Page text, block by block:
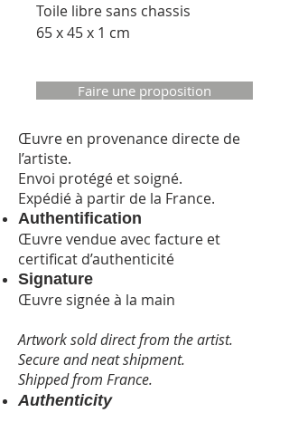
Toile libre sans chassis
65 x 45 x 1 cm
Faire une proposition
Œuvre en provenance directe de
l’artiste.
Envoi protégé et soigné.
Expédié à partir de la France.
Authentification
Œuvre vendue avec facture et
certificat d’authenticité
Signature
Œuvre signée à la main
Artwork sold direct from the artist.
Secure and neat shipment.
Shipped from France.
Authenticity